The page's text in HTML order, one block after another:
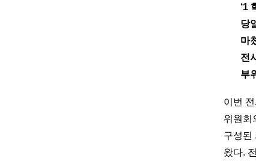
‘1
당
마
전
부
이번
위원회
구성된
왔다.